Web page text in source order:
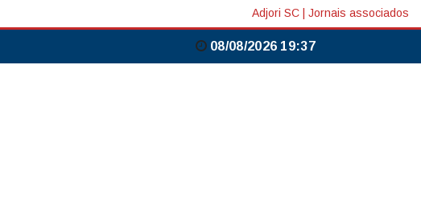
Adjori SC Jornais associados
08/08/2026 19:37